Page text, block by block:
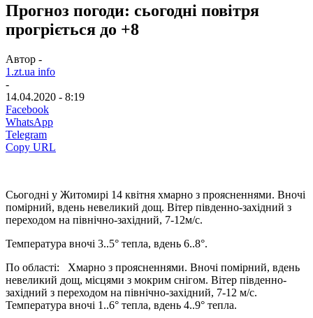
Прогноз погоди: сьогодні повітря
прогріється до +8
Автор -
1.zt.ua info
-
14.04.2020 - 8:19
Facebook
WhatsApp
Telegram
Copy URL
Сьогодні у Житомирі 14 квітня хмарно з проясненнями. Вночі
помірний, вдень невеликий дощ. Вітер південно-західний з
переходом на північно-західний, 7-12м/с.
Температура вночі 3..5° тепла, вдень 6..8°.
По області: Хмарно з проясненнями. Вночі помірний, вдень
невеликий дощ, місцями з мокрим снігом. Вітер південно-
західний з переходом на північно-західний, 7-12 м/с.
Температура вночі 1..6° тепла, вдень 4..9° тепла.